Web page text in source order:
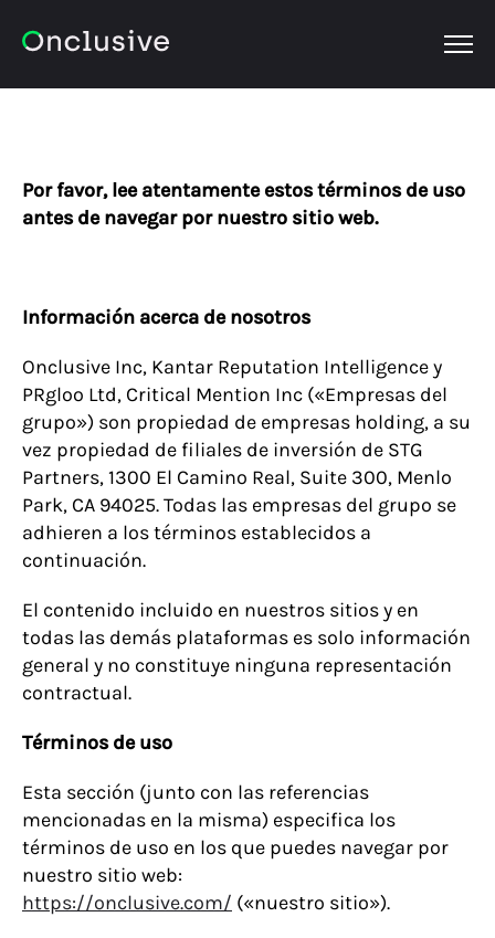
Por favor, lee atentamente estos términos de uso
antes de navegar por nuestro sitio web.
Información acerca de nosotros
Onclusive Inc, Kantar Reputation Intelligence y
PRgloo Ltd, Critical Mention Inc («Empresas del
grupo») son propiedad de empresas holding, a su
vez propiedad de filiales de inversión de STG
Partners, 1300 El Camino Real, Suite 300, Menlo
Park, CA 94025. Todas las empresas del grupo se
adhieren a los términos establecidos a
continuación.
El contenido incluido en nuestros sitios y en
todas las demás plataformas es solo información
general y no constituye ninguna representación
contractual.
Términos de uso
Esta sección (junto con las referencias
mencionadas en la misma) especifica los
términos de uso en los que puedes navegar por
nuestro sitio web:
https://onclusive.com/ («nuestro sitio»).